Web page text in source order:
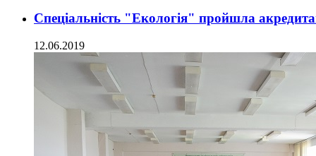
Спеціальність "Екологія" пройшла
12.06.2019